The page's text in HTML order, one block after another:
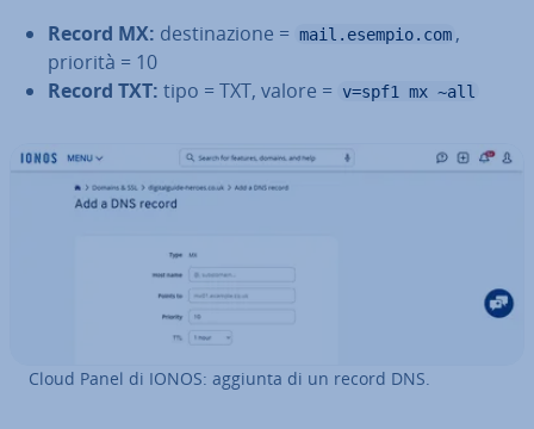
Record MX: de­sti­na­zio­ne = mail.esempio.com ,
priorità = 10
Record TXT: tipo = TXT, valore = v=spf1 mx ~all
Cloud Panel di IONOS: aggiunta di un record DNS.